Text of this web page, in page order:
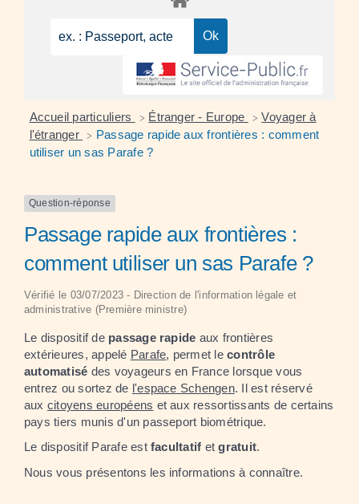
Accueil particuliers > Étranger - Europe > Voyager à
l'étranger > Passage rapide aux frontières : comment
utiliser un sas Parafe ?
Question-réponse
Passage rapide aux frontières :
comment utiliser un sas Parafe ?
Vérifié le 03/07/2023 - Direction de l'information légale et
administrative (Première ministre)
Le dispositif de passage rapide aux frontières
extérieures, appelé Parafe, permet lecontrôle
automatisé des voyageurs en France lorsque vous
entrez ou sortez de l'espace Schengen. Il est réservé
aux citoyens européens et aux ressortissants de certains
pays tiers munis d'un passeport biométrique.
Le dispositif Parafe est facultatif etgratuit.
Nous vous présentons les informations à connaître.